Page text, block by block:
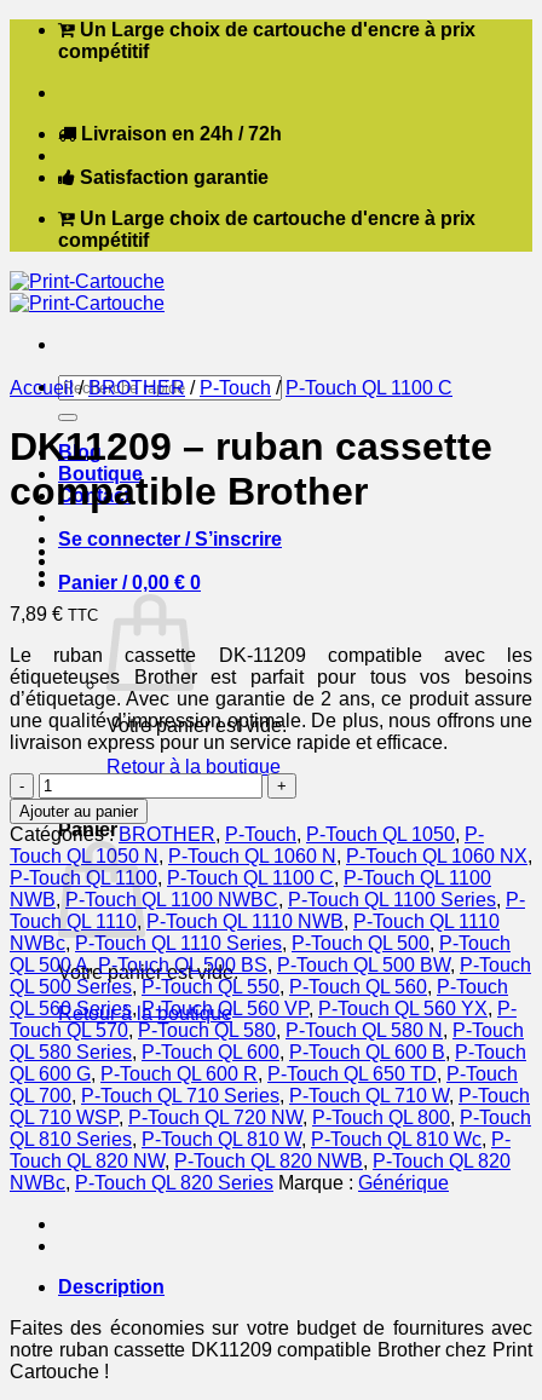
Passer Un Large choix de cartouche d'encre à prix
compétitif
Livraison en 24h / 72h
Satisfaction garantie
Un Large choix de cartouche d'encre à prix
compétitif
Recherche
pour :
Blog
Boutique
Contact
Se connecter / S’inscrire
Panier /0,00 € 0
Votre panier est vide.
Retour à la boutique
0
Panier
Votre panier est vide.
Retour à la boutique
Accueil / BROTHER / P-Touch / P-Touch QL 1100 C
DK11209 – ruban cassette
compatible Brother
7,89 € TTC
Le ruban cassette DK-11209 compatible avec les
étiqueteuses Brother est parfait pour tous vos besoins
d’étiquetage. Avec une garantie de 2 ans, ce produit assure
une qualité d’impression optimale. De plus, nous offrons une
livraison express pour un service rapide et efficace.
quantité
de
DK11209
-
ruban
cassette
compatible
Brother
Ajouter au panier
Catégories :BROTHER, P-Touch, P-Touch QL 1050, P-
Touch QL 1050 N , P-Touch QL 1060 N , P-Touch QL 1060 NX,
P-Touch QL 1100, P-Touch QL 1100 C, P-Touch QL 1100
NWB, P-Touch QL 1100 NWBC, P-Touch QL 1100 Series, P-
Touch QL 1110, P-Touch QL 1110 NWB, P-Touch QL 1110
NWBc,P-Touch QL 1110 Series, P-Touch QL 500, P-Touch
QL 500 A,P-Touch QL 500 BS, P-Touch QL 500 BW, P-Touch
QL 500 Series, P-Touch QL 550, P-Touch QL 560, P-Touch
QL 560 Series,P-Touch QL 560 VP, P-Touch QL 560 YX, P-
Touch QL 570, P-Touch QL 580, P-Touch QL 580 N , P-Touch
QL 580 Series, P-Touch QL 600, P-Touch QL 600 B, P-Touch
QL 600 G, P-Touch QL 600 R, P-Touch QL 650 TD, P-Touch
QL 700, P-Touch QL 710 Series, P-Touch QL 710 W, P-Touch
QL 710 WSP, P-Touch QL 720 NW, P-Touch QL 800, P-Touch
QL 810 Series, P-Touch QL 810 W, P-Touch QL 810 Wc, P-
Touch QL 820 NW, P-Touch QL 820 NWB, P-Touch QL 820
NWBc, P-Touch QL 820 Series Marque : Générique
Description
Faites des économies sur votre budget de fournitures avec
notre ruban cassette DK11209 compatible Brother chez Print
Cartouche !